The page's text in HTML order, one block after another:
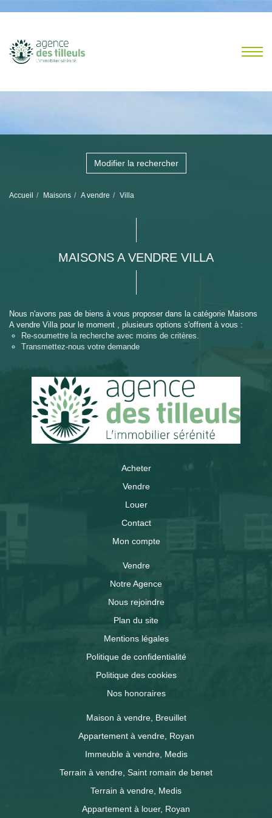
Modifier la rechercher
Accueil Maisons A vendre Villa
MAISONS A VENDRE VILLA
Nous n'avons pas de biens à vous proposer dans la catégorie Maisons
A vendre Villa pour le moment , plusieurs options s'offrent à vous :
Re-soumettre la recherche avec moins de critères.
Transmettez-nous votre demande
Acheter
Vendre
Louer
Contact
Mon compte
Vendre
Notre Agence
Nous rejoindre
Plan du site
Mentions légales
Politique de confidentialité
Politique des cookies
Nos honoraires
Maison à vendre, Breuillet
Appartement à vendre, Royan
Immeuble à vendre, Medis
Terrain à vendre, Saint romain de benet
Terrain à vendre, Medis
Appartement à louer, Royan